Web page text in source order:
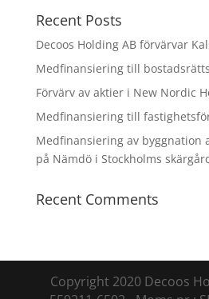
Recent Posts
Decoos Holding AB förvärvar
Medfinansiering till
Förvärv av aktier i New Nordic
Medfinansiering till
Medfinansiering av byggnation
på Nämdö i Stockholms
Recent Comments
Copyright 2020 Decoos